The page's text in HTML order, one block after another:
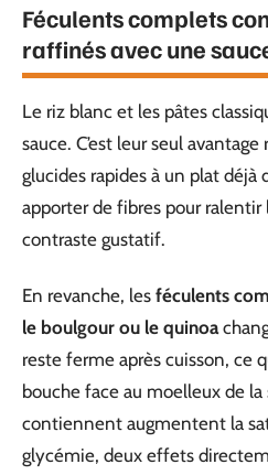
Féculents complets
raffinés avec une
Le riz blanc et les pâtes
sauce. C’est leur seul
glucides rapides à un plat déjà
apporter de fibres pour
contraste gustatif.
En revanche, les féculents
le boulgour ou le quinoa
reste ferme après cuisson, ce
bouche face au moelleux de la
contiennent augmentent la
glycémie, deux effets